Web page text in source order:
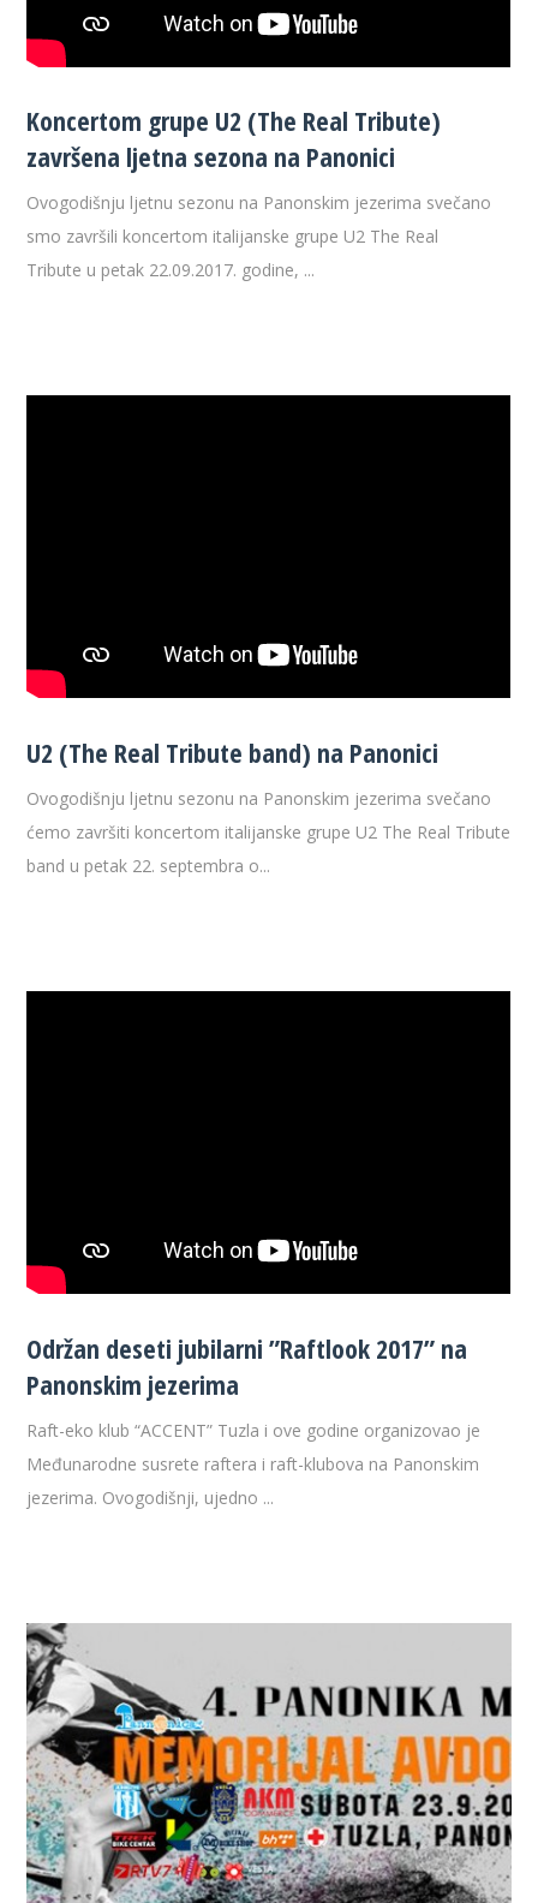
Koncertom grupe U2 (The Real Tribute)
završena ljetna sezona na Panonici
Ovogodišnju ljetnu sezonu na Panonskim jezerima svečano
smo završili koncertom italijanske grupe U2 The Real
Tribute u petak 22.09.2017. godine, ...
U2 (The Real Tribute band) na Panonici
Ovogodišnju ljetnu sezonu na Panonskim jezerima svečano
ćemo završiti koncertom italijanske grupe U2 The Real Tribute
band u petak 22. septembra o...
Održan deseti jubilarni ”Raftlook 2017” na
Panonskim jezerima
Raft-eko klub “ACCENT” Tuzla i ove godine organizovao je
Međunarodne susrete raftera i raft-klubova na Panonskim
jezerima. Ovogodišnji, ujedno ...